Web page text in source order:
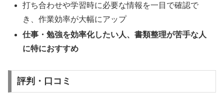
打ち合わせや学習時に必要な情報を一目で確認で
き、作業効率が大幅にアップ
仕事・勉強を効率化したい人、書類整理が苦手な人
に特におすすめ
評判・口コミ